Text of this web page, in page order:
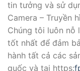
tin tưởng và sử
Camera – Truyền
Chúng tôi luôn nỗ
tốt nhất để đảm
hành tất cả các
quốc và tại https: